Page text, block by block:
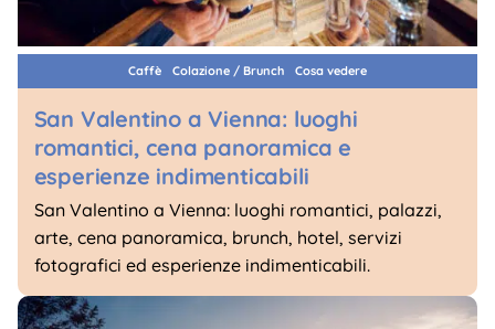
Caffè Colazione / Brunch Cosa vedere
San Valentino a Vienna: luoghi
romantici, cena panoramica e
esperienze indimenticabili
San Valentino a Vienna: luoghi romantici, palazzi,
arte, cena panoramica, brunch, hotel, servizi
fotografici ed esperienze indimenticabili.